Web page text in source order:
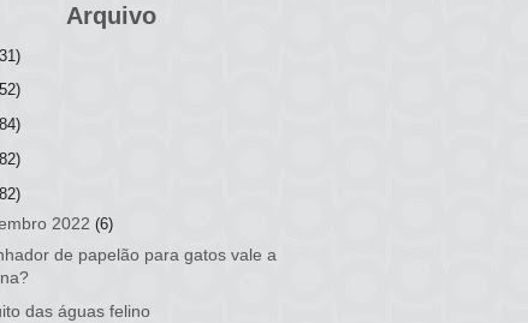
Arquivo
2022 (6)
de papelão para gatos vale a
das águas felino